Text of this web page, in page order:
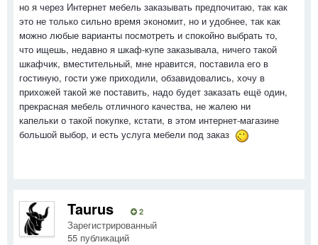
но я через Интернет мебель заказывать предпочитаю, так как
это не только сильно время экономит, но и удобнее, так как
можно любые варианты посмотреть и спокойно выбрать то,
что ищешь, недавно я шкаф-купе заказывала, ничего такой
шкафчик, вместительный, мне нравится, поставила его в
гостиную, гости уже приходили, обзавидовались, хочу в
прихожей такой же поставить, надо будет заказать ещё один,
прекрасная мебель отличного качества, не жалею ни
капельки о такой покупке, кстати, в этом интернет-магазине
большой выбор, и есть услуга мебели под заказ
Taurus 2
Зарегистрированный
55 публикаций